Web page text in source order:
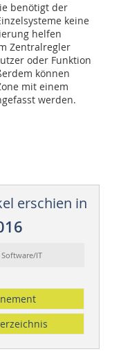
benötigt der
keine
helfen
Zentralregler
oder Funktion
können
mit einem
werden.
erschien in
IT